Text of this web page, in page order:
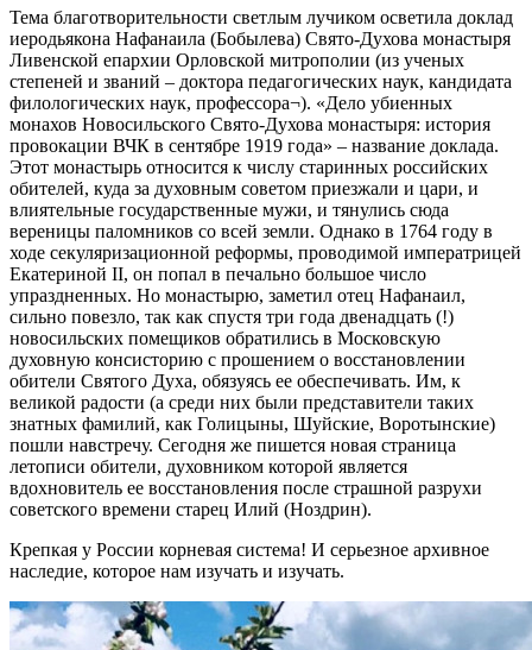
Тема благотворительности светлым лучиком осветила доклад
иеродьякона Нафанаила (Бобылева) Свято-Духова монастыря
Ливенской епархии Орловской митрополии (из ученых
степеней и званий – доктора педагогических наук, кандидата
филологических наук, профессора¬). «Дело убиенных
монахов Новосильского Свято-Духова монастыря: история
провокации ВЧК в сентябре 1919 года» – название доклада.
Этот монастырь относится к числу старинных российских
обителей, куда за духовным советом приезжали и цари, и
влиятельные государственные мужи, и тянулись сюда
вереницы паломников со всей земли. Однако в 1764 году в
ходе секуляризационной реформы, проводимой императрицей
Екатериной II, он попал в печально большое число
упраздненных. Но монастырю, заметил отец Нафанаил,
сильно повезло, так как спустя три года двенадцать (!)
новосильских помещиков обратились в Московскую
духовную консисторию с прошением о восстановлении
обители Святого Духа, обязуясь ее обеспечивать. Им, к
великой радости (а среди них были представители таких
знатных фамилий, как Голицыны, Шуйские, Воротынские)
пошли навстречу. Сегодня же пишется новая страница
летописи обители, духовником которой является
вдохновитель ее восстановления после страшной разрухи
советского времени старец Илий (Ноздрин).
Крепкая у России корневая система! И серьезное архивное
наследие, которое нам изучать и изучать.